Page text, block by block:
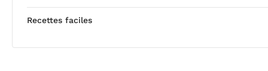
Recettes faciles